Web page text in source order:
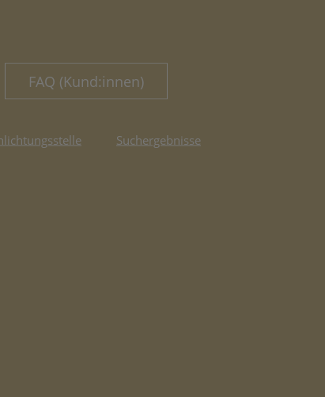
FAQ (Kund:innen)
Suchergebnisse